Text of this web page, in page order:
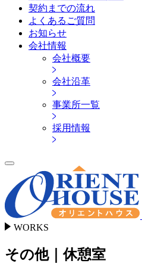
契約までの流れ
よくあるご質問
お知らせ
会社情報
会社概要
会社沿革
事業所一覧
採用情報
WORKS
その他｜休憩室